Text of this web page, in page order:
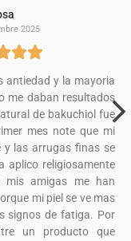
2025
antiedad y la mayoria
me daban resultados
de bakuchiol fue
mes note que mi
y las arrugas finas se
aplico religiosamente
amigas me han
mi piel se ve mas
signos de fatiga. Por
un producto que